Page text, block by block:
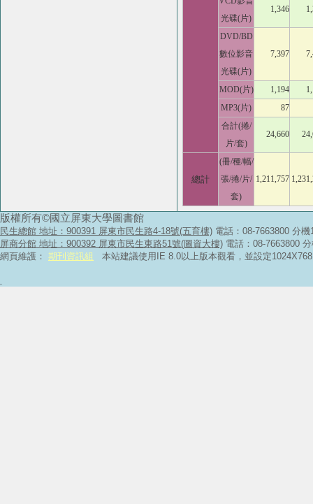
光碟(片)
1,346
DVD/BD
數位影音
光碟(片)
7,397
MOD(片) 1,194
MP3(片)
87
合計(捲/
片/套)
24,660
總計
(冊/種/幅/
張/捲/片/
套)
1,211,757
版權所有©國立屏東大學圖書館
民生總館 地址：900391 屏東市民生路4-18號(五育樓) 電話：08-7663800 分
屏商分館 地址：900392 屏東市民生東路51號(圖資大樓) 電話：08-7663800
網頁維護： 期刊資訊組 本站建議使用IE 8.0以上版本觀看，並設定